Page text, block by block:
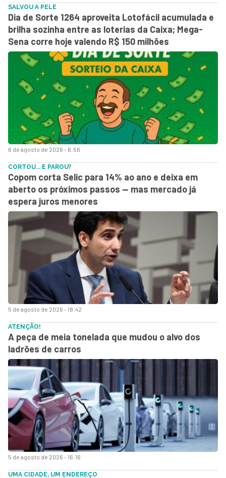
6 de agosto de 2026 - 6:56
SALVOU A PELE
Dia de Sorte 1264 aproveita Lotofácil acumulada e
brilha sozinha entre as loterias da Caixa; Mega-
Sena corre hoje valendo R$ 150 milhões
5 de agosto de 2026 - 18:42
CORTOU... E PAROU?
Copom corta Selic para 14% ao ano e deixa em
aberto os próximos passos — mas mercado já
espera juros menores
5 de agosto de 2026 - 16:16
ATENÇÃO!
A peça de meia tonelada que mudou o alvo dos
ladrões de carros
UMA CIDADE, UM ENDEREÇO